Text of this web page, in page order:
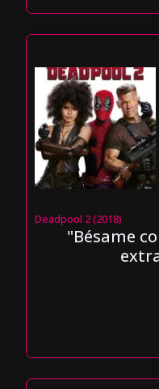
Deadpool 2 (2018)
"Bésame